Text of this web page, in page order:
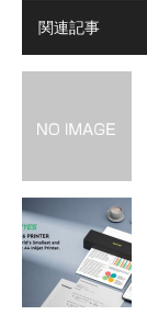
関連記事